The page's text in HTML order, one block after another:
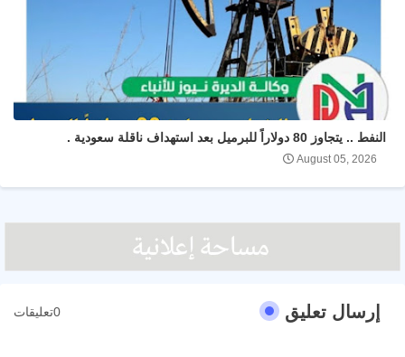
النفط .. يتجاوز 80 دولاراً للبرميل بعد استهداف ناقلة سعودية .
August 05, 2026
إرسال تعليق 0تعليقات